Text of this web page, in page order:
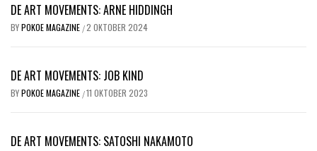
DE ART MOVEMENTS: ARNE HIDDINGH
BYPOKOE MAGAZINE /2 OKTOBER 2024
DE ART MOVEMENTS: JOB KIND
BYPOKOE MAGAZINE /11 OKTOBER 2023
DE ART MOVEMENTS: SATOSHI NAKAMOTO